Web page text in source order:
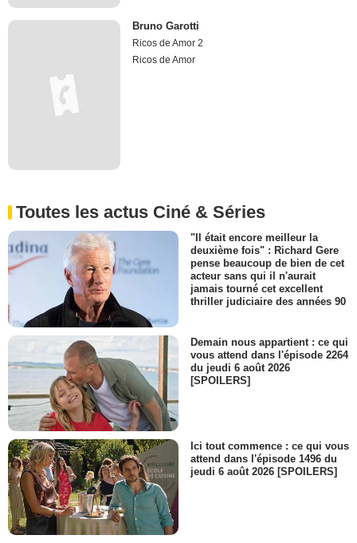
Bruno Garotti
Ricos de Amor 2
Ricos de Amor
Toutes les actus Ciné & Séries
"Il était encore meilleur la
deuxième fois" : Richard Gere
pense beaucoup de bien de cet
acteur sans qui il n'aurait
jamais tourné cet excellent
thriller judiciaire des années 90
Demain nous appartient : ce qui
vous attend dans l'épisode 2264
du jeudi 6 août 2026
[SPOILERS]
Ici tout commence : ce qui vous
attend dans l'épisode 1496 du
jeudi 6 août 2026 [SPOILERS]